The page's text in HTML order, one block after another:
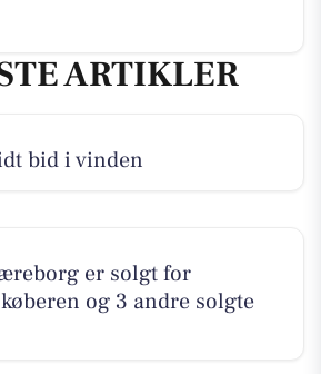
ARTIKLER
bid i vinden
er solgt for
og 3 andre solgte